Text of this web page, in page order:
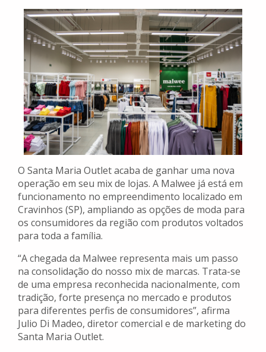
O Santa Maria Outlet acaba de ganhar uma nova
operação em seu mix de lojas. A Malwee já está em
funcionamento no empreendimento localizado em
Cravinhos (SP), ampliando as opções de moda para
os consumidores da região com produtos voltados
para toda a família.
“A chegada da Malwee representa mais um passo
na consolidação do nosso mix de marcas. Trata-se
de uma empresa reconhecida nacionalmente, com
tradição, forte presença no mercado e produtos
para diferentes perfis de consumidores”, afirma
Julio Di Madeo, diretor comercial e de marketing do
Santa Maria Outlet.